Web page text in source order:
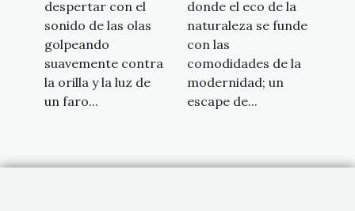
despertar con el
sonido de las olas
golpeando
suavemente contra
la orilla y la luz de
un faro...
donde el eco de la
naturaleza se funde
con las
comodidades de la
modernidad; un
escape de...